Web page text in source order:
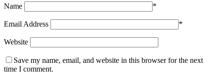
Name *
Email Address *
Website
Save my name, email, and website in this browser for the next
time I comment.